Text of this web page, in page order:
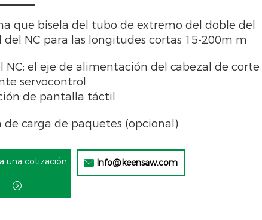
que bisela del tubo de extremo del doble del
del NC para las longitudes cortas 15-200m m
NC: el eje de alimentación del cabezal de corte
servocontrol
de pantalla táctil
de carga de paquetes (opcional)
una cotización

 Info@keensaw.com